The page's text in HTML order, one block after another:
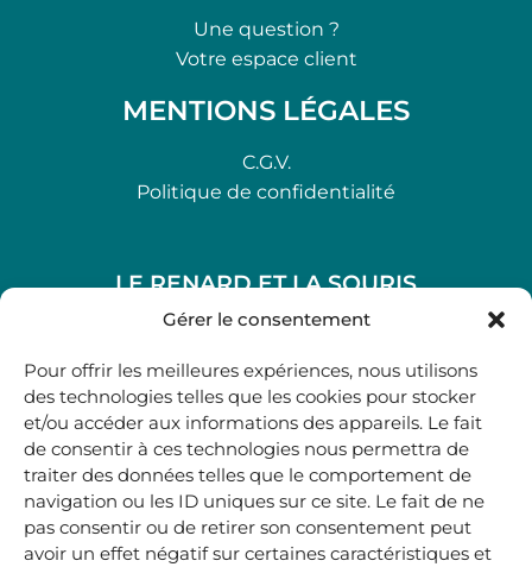
Gérer le consentement
Pour offrir les meilleures expériences, nous utilisons
des technologies telles que les cookies pour stocker
et/ou accéder aux informations des appareils. Le fait
de consentir à ces technologies nous permettra de
traiter des données telles que le comportement de
navigation ou les ID uniques sur ce site. Le fait de ne
pas consentir ou de retirer son consentement peut
avoir un effet négatif sur certaines caractéristiques et
Une question ?
Votre espace client
MENTIONS LÉGALES
C.G.V.
Politique de confidentialité
LE RENARD ET LA SOURIS
48, rue Maubec 33210 LANGON
05 40 41 37 18
.
MARDI AU SAMEDI
10H00-12H45 | 14H00 -19H00